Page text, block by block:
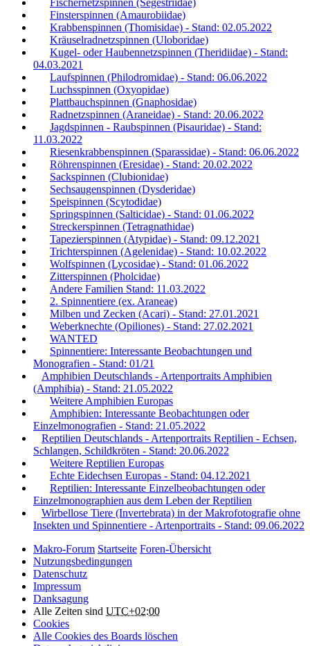
Finsterspinnen (Amaurobiidae)
Krabbenspinnen (Thomisidae) - Stand: 02.05.2022
Kräuselradnetzspinnen (Uloboridae)
Kugel- oder Haubennetzspinnen (Theridiidae) - Stand:
04.03.2021
Laufspinnen (Philodromidae) - Stand: 06.06.2022
Luchsspinnen (Oxyopidae)
Plattbauchspinnen (Gnaphosidae)
Radnetzspinnen (Araneidae) - Stand: 20.06.2022
Jagdspinnen - Raubspinnen (Pisauridae) - Stand:
11.03.2022
Riesenkrabbenspinnen (Sparassidae) - Stand: 06.06.2022
Röhrenspinnen (Eresidae) - Stand: 20.02.2022
Sackspinnen (Clubionidae)
Sechsaugenspinnen (Dysderidae)
Speispinnen (Scytodidae)
Springspinnen (Salticidae) - Stand: 01.06.2022
Streckerspinnen (Tetragnathidae)
Tapezierspinnen (Atypidae) - Stand: 09.12.2021
Trichterspinnen (Agelenidae) - Stand: 10.02.2022
Wolfspinnen (Lycosidae) - Stand: 01.06.2022
Zitterspinnen (Pholcidae)
Andere Familien Stand: 11.03.2022
2. Spinnentiere (ex. Araneae)
Milben und Zecken (Acari) - Stand: 27.01.2021
Weberknechte (Opiliones) - Stand: 27.02.2021
WANTED
Spinnentiere: Interessante Beobachtungen und
Monografien - Stand: 01/21
Amphibien Deutschlands - Artenportraits Amphibien
(Amphibia) - Stand: 21.05.2022
Weitere Amphibien Europas
Amphibien: Interessante Beobachtungen oder
Einzelmonografien - Stand: 21.05.2022
Reptilien Deutschlands - Artenportraits Reptilien - Echsen,
Schlangen, Schildkröten - Stand: 20.06.2022
Weitere Reptilien Europas
Echte Eidechsen Europas - Stand: 04.12.2021
Reptilien: Interessante Einzelbeobachtungen oder
Einzelmonographien aus dem Leben der Reptilien
Wirbellose Tiere (Invertebrata) in der Makrofotografie ohne
Insekten und Spinnentiere - Artenportraits - Stand: 09.06.2022
Makro-Forum Startseite Foren-Übersicht
Nutzungsbedingungen
Datenschutz
Impressum
Danksagung
Alle Zeiten sind UTC+02:00
Cookies
Alle Cookies des Boards löschen